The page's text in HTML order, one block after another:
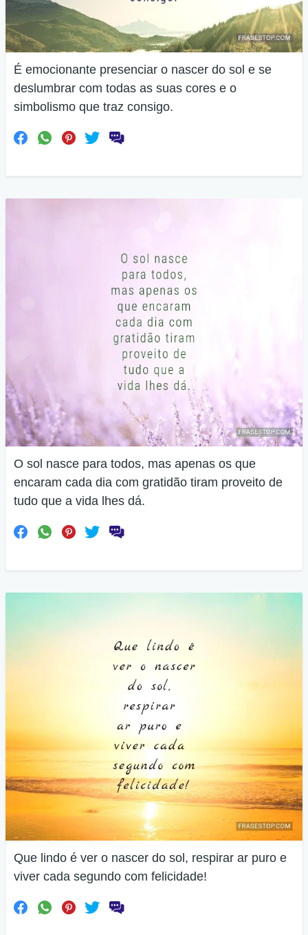
É emocionante presenciar o nascer do sol e se
deslumbrar com todas as suas cores e o
simbolismo que traz consigo.
O sol nasce para todos, mas apenas os que
encaram cada dia com gratidão tiram proveito de
tudo que a vida lhes dá.
Que lindo é ver o nascer do sol, respirar ar puro e
viver cada segundo com felicidade!